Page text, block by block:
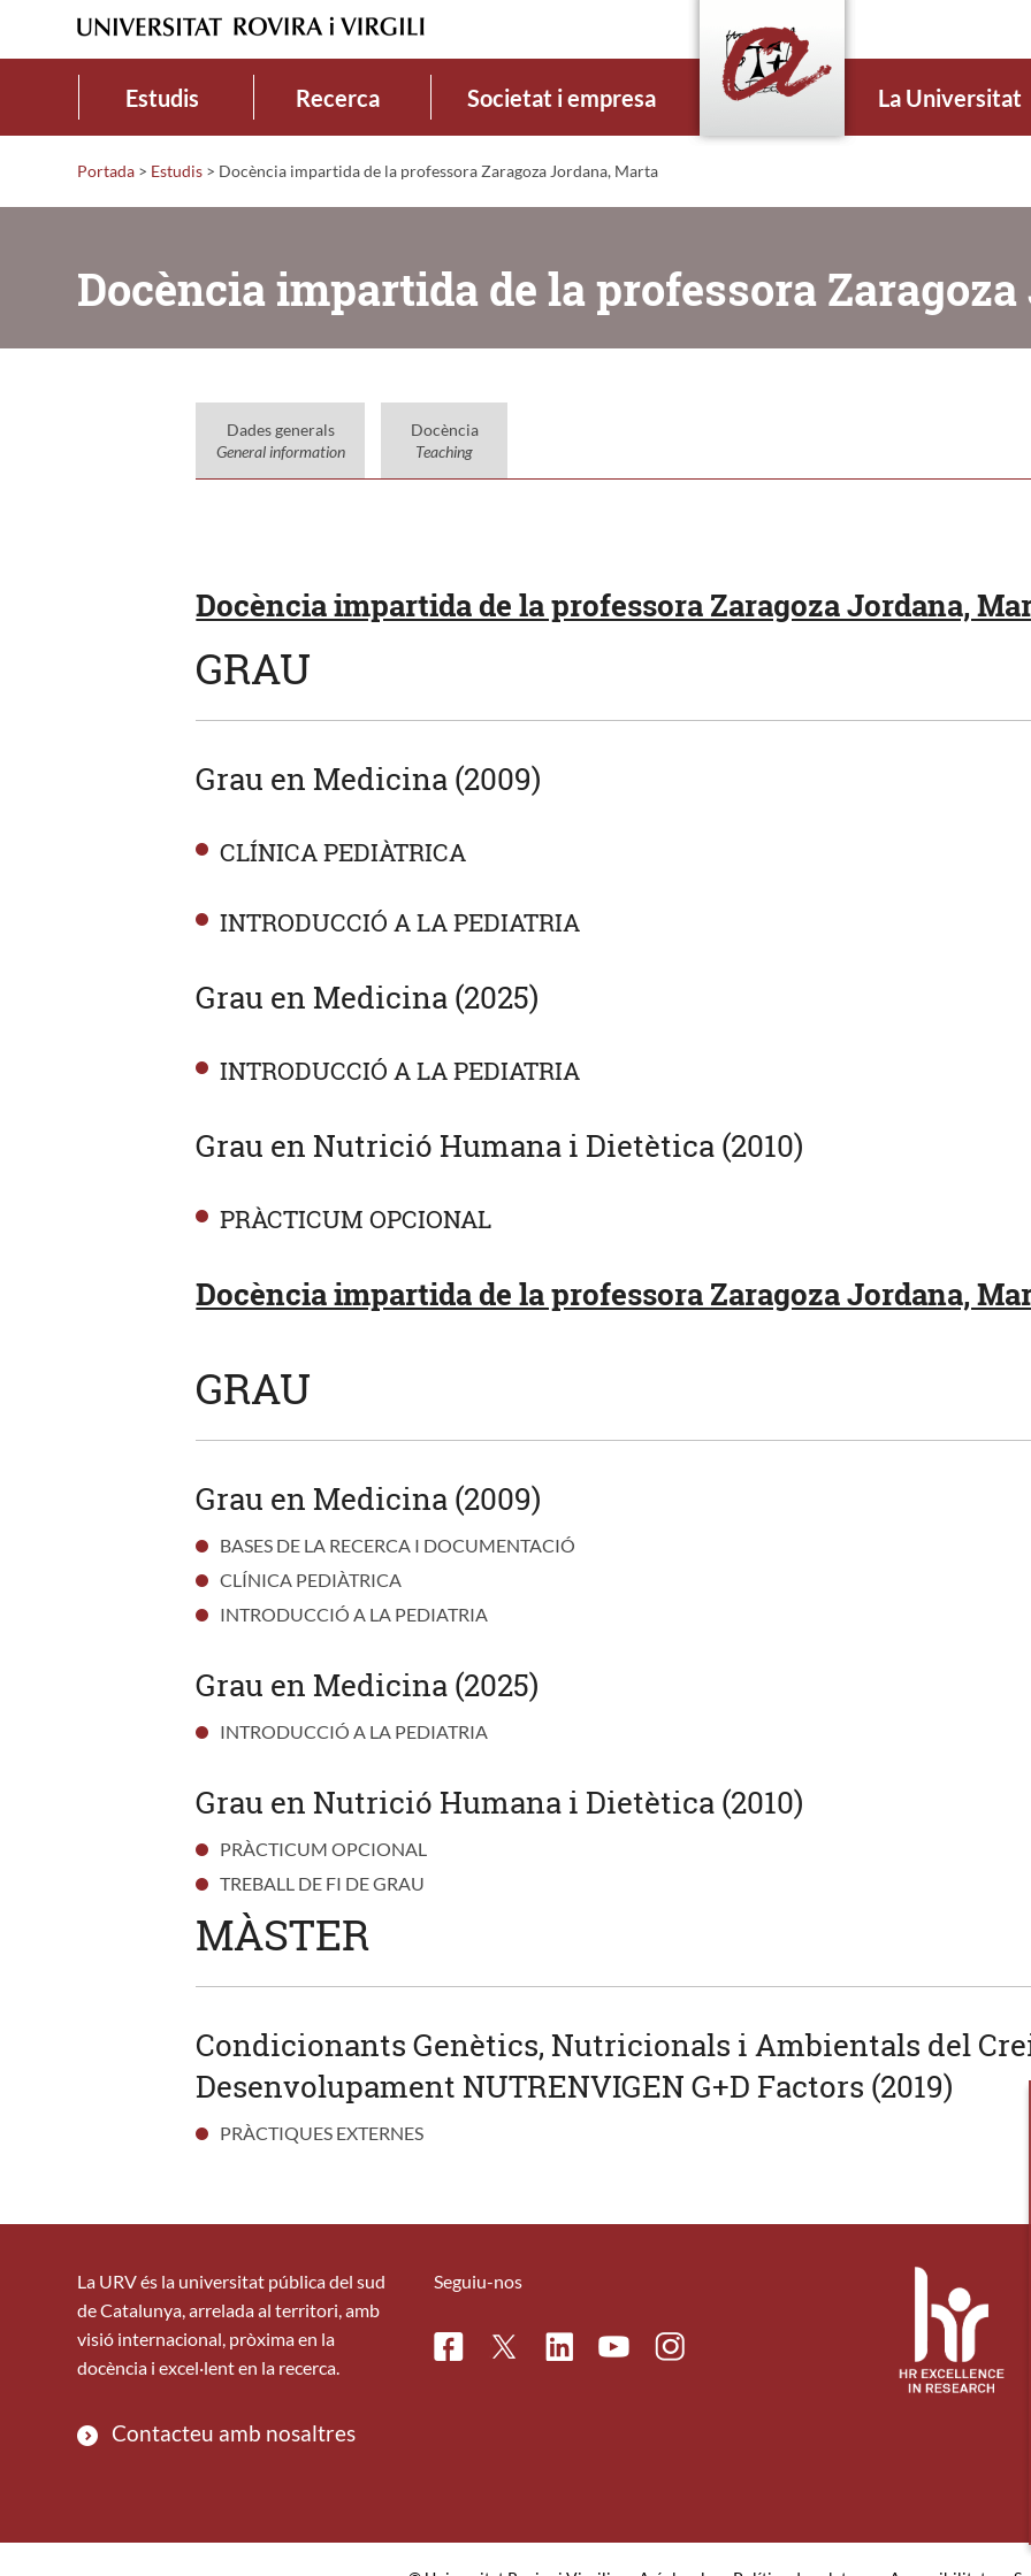
Estudis Recerca Societat i empresa La Universitat
Portada > Estudis > Docència impartida de la professora Zaragoza Jordana, Marta
Docència impartida de la professora
Dades generals
General information
Docència
Teaching
Docència impartida de la professora Zaragoza Jordana,
GRAU
Grau en Medicina (2009)
CLÍNICA PEDIÀTRICA
INTRODUCCIÓ A LA PEDIATRIA
Grau en Medicina (2025)
INTRODUCCIÓ A LA PEDIATRIA
Grau en Nutrició Humana i Dietètica (2010)
PRÀCTICUM OPCIONAL
Docència impartida de la professora Zaragoza Jordana,
GRAU
Grau en Medicina (2009)
BASES DE LA RECERCA I DOCUMENTACIÓ
CLÍNICA PEDIÀTRICA
INTRODUCCIÓ A LA PEDIATRIA
Grau en Medicina (2025)
INTRODUCCIÓ A LA PEDIATRIA
Grau en Nutrició Humana i Dietètica (2010)
PRÀCTICUM OPCIONAL
TREBALL DE FI DE GRAU
MÀSTER
Condicionants Genètics, Nutricionals i Ambientals del
Desenvolupament NUTRENVIGEN G+D Factors (2019)
PRÀCTIQUES EXTERNES
La URV és la universitat pública del sud
de Catalunya, arrelada al territori, amb
visió internacional, pròxima en la
docència i excel·lent en la recerca.
Contacteu amb nosaltres
Seguiu-nos
FacebookTwitterLinkedinYoutubeInstagram